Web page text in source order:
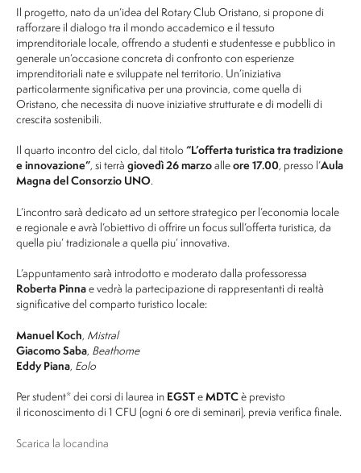
Il progetto, nato da un’idea del Rotary Club Oristano, si propone di
rafforzare il dialogo tra il mondo accademico e il tessuto
imprenditoriale locale, offrendo a studenti e studentesse e pubblico in
generale un’occasione concreta di confronto con esperienze
imprenditoriali nate e sviluppate nel territorio. Un’iniziativa
particolarmente significativa per una provincia, come quella di
Oristano, che necessita di nuove iniziative strutturate e di modelli di
crescita sostenibili.
Il quarto incontro del ciclo, dal titolo“L’offerta turistica tra tradizione
e innovazione”, si terrà giovedì 26 marzoalleore 17.00, presso l’Aula
Magna del Consorzio UNO.
L’incontro sarà dedicato ad un settore strategico per l’economia locale
e regionale e avrà l’obiettivo di offrire un focus sull’offerta turistica, da
quella piu’ tradizionale a quella piu’ innovativa.
L’appuntamento sarà introdotto e moderato dalla professoressa
Roberta Pinnae vedrà la partecipazione di rappresentanti di realtà
significative del comparto turistico locale:
Manuel Koch, Mistral
Giacomo Saba, Beathome
Eddy Piana, Eolo
Per student* dei corsi di laurea in EGSTeMDTCè previsto
il riconoscimento di 1 CFU (ogni 6 ore di seminari), previa verifica finale.
Scarica la locandina